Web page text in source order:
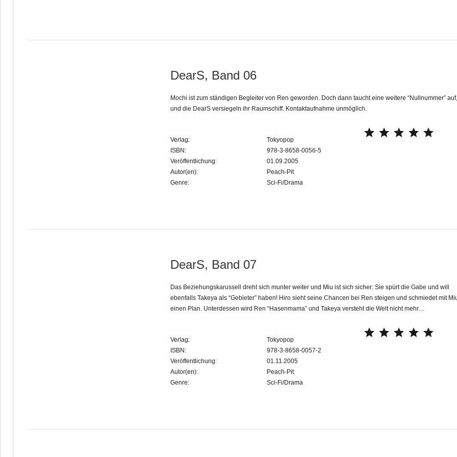
DearS, Band 06
Mochi ist zum ständigen Begleiter von Ren geworden. Doch dann taucht eine weitere “Nullnummer”
und die DearS versiegeln ihr Raumschiff. Kontaktaufnahme unmöglich.
Verlag:
ISBN:
Veröffentlichung:
Autor(en):
Genre:
Tokyopop
978-3-8658-0056-5
01.09.2005
Peach-Pit
Sci-Fi/Drama
⭐⭐⭐⭐⭐
DearS, Band 07
Das Beziehungskarussell dreht sich munter weiter und Miu ist sich sicher: Sie spürt die Gabe und will
ebenfalls Takeya als “Gebieter” haben! Hiro sieht seine Chancen bei Ren steigen und schmiedet mit
einen Plan. Unterdessen wird Ren “Hasenmama” und Takeya versteht die Welt nicht mehr…
Verlag:
ISBN:
Veröffentlichung:
Autor(en):
Genre:
Tokyopop
978-3-8658-0057-2
01.11.2005
Peach-Pit
Sci-Fi/Drama
⭐⭐⭐⭐⭐